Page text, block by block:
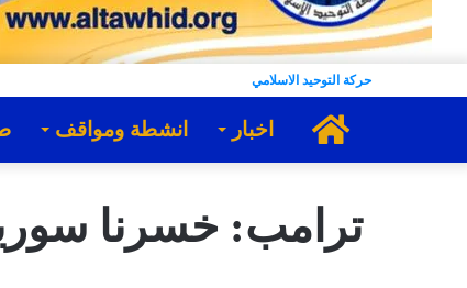
حركة التوحيد الاسلامي
الرئيسية
اخبار انشطة ومواقف
ترامب: خسرنا